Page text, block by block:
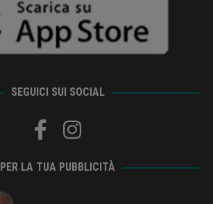
SEGUICI SUI SOCIAL
PER LA TUA PUBBLICITÀ